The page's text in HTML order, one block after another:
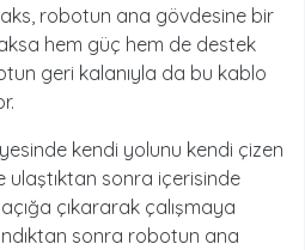
aks, robotun ana gövdesine bir
hem güç hem de destek
geri kalanıyla da bu kablo
kendi yolunu kendi çizen
ulaştıktan sonra içerisinde
açığa çıkararak çalışmaya
sonra robotun ana